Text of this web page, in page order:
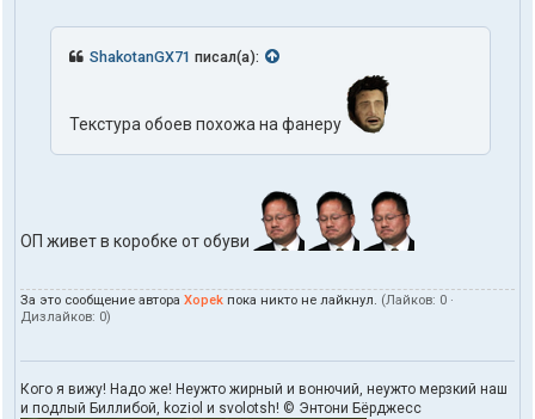
к
т
л
т
я
p
k
ShakotanGX71 писал(а):
Текстура обоев похожа на фанеру
ОП живет в коробке от обуви
За это сообщение автора Xopek пока никто не лайкнул. (Лайков: 0 ·
Дизлайков: 0)
Кого я вижу! Надо же! Неужто жирный и вонючий, неужто мерзкий наш
и подлый Биллибой, koziol и svolotsh! © Энтони Бёрджесс